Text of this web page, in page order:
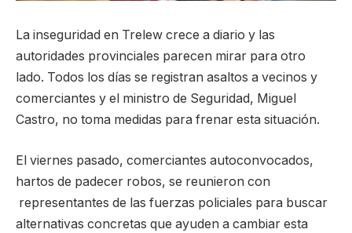
La inseguridad en Trelew crece a diario y las
autoridades provinciales parecen mirar para otro
lado. Todos los días se registran asaltos a vecinos y
comerciantes y el ministro de Seguridad, Miguel
Castro, no toma medidas para frenar esta situación.
El viernes pasado, comerciantes autoconvocados,
hartos de padecer robos, se reunieron con
representantes de las fuerzas policiales para buscar
alternativas concretas que ayuden a cambiar esta